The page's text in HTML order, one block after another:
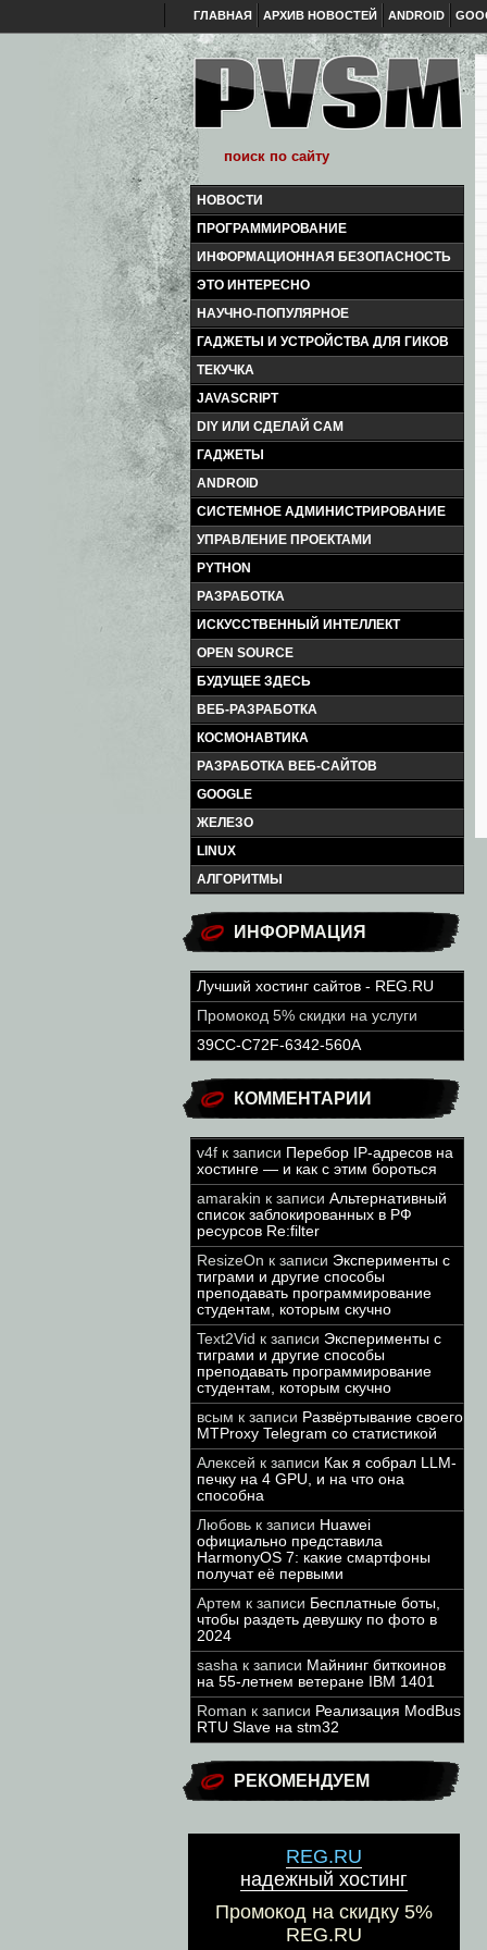
ГЛАВНАЯ АРХИВ НОВОСТЕЙ ANDROID
НОВОСТИ
ПРОГРАММИРОВАНИЕ
ИНФОРМАЦИОННАЯ БЕЗОПАСНОСТЬ
ЭТО ИНТЕРЕСНО
НАУЧНО-ПОПУЛЯРНОЕ
ГАДЖЕТЫ И УСТРОЙСТВА ДЛЯ ГИКОВ
ТЕКУЧКА
JAVASCRIPT
DIY ИЛИ СДЕЛАЙ САМ
ГАДЖЕТЫ
ANDROID
СИСТЕМНОЕ АДМИНИСТРИРОВАНИЕ
УПРАВЛЕНИЕ ПРОЕКТАМИ
PYTHON
РАЗРАБОТКА
ИСКУССТВЕННЫЙ ИНТЕЛЛЕКТ
OPEN SOURCE
БУДУЩЕЕ ЗДЕСЬ
ВЕБ-РАЗРАБОТКА
КОСМОНАВТИКА
РАЗРАБОТКА ВЕБ-САЙТОВ
GOOGLE
ЖЕЛЕЗО
LINUX
АЛГОРИТМЫ
ИНФОРМАЦИЯ
Лучший хостинг сайтов - REG.RU
Промокод 5% скидки на услуги
39CC-C72F-6342-560A
КОММЕНТАРИИ
v4f к записи Перебор IP-адресов на
хостинге — и как с этим бороться
amarakin к записи Альтернативный
список заблокированных в РФ
ресурсов Re:filter
ResizeOn к записи Эксперименты с
тиграми и другие способы
преподавать программирование
студентам, которым скучно
Text2Vid к записи Эксперименты с
тиграми и другие способы
преподавать программирование
студентам, которым скучно
всым к записи Развёртывание своего
MTProxy Telegram со статистикой
Алексей к записи Как я собрал LLM-
печку на 4 GPU, и на что она
способна
Любовь к записи Huawei
официально представила
HarmonyOS 7: какие смартфоны
получат её первыми
Артем к записи Бесплатные боты,
чтобы раздеть девушку по фото в
2024
sasha к записи Майнинг биткоинов
на 55-летнем ветеране IBM 1401
Roman к записи Реализация ModBus
RTU Slave на stm32
РЕКОМЕНДУЕМ
REG.RU
надежный хостинг
Промокод на скидку 5%
REG.RU